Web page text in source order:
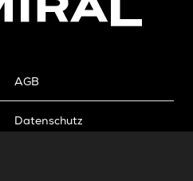
AGB
Datenschutz